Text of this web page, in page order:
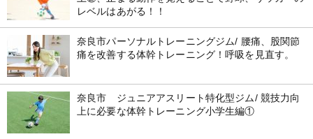
レベルはあがる！！
奈良市パーソナルトレーニングジム/ 腰痛、股関節
痛を改善する体幹トレーニング！呼吸を見直す。
奈良市 ジュニアアスリート特化型ジム/ 競技力向
上に必要な体幹トレーニング小学生編①